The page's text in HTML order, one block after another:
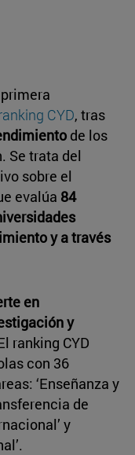
CYD, tras
de los
Se trata del
sobre el
evalúa 84
y a través
en
y
ranking CYD
con 36
‘Enseñanza y
de
y